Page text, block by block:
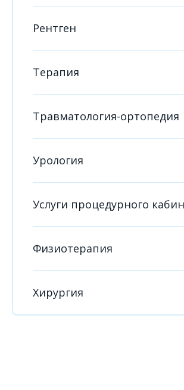
Рентген
Терапия
Травматология-ортопедия
Урология
Услуги процедурного
Физиотерапия
Хирургия